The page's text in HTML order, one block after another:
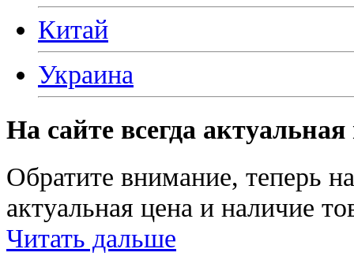
Китай
Украина
На сайте всегда
Обратите внимание, теперь
актуальная цена и наличие
Читать дальше